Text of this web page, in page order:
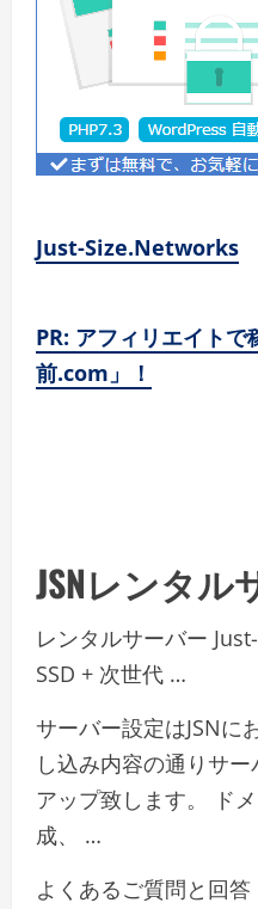
Just-Size.Networks
PR: アフィリエイトで
前.com」！
JSNレンタル
レンタルサーバー
SSD + 次世代 …
サーバー設定はJSNに
し込み内容の通りサ
アップ致します。 ド
成、 …
よくあるご質問と回答